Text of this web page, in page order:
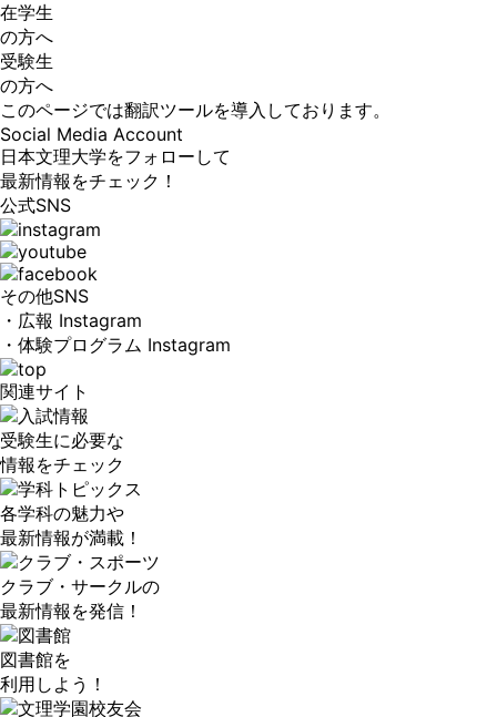
在学生
の方へ
受験生
の方へ
このページでは翻訳ツールを導入しております。
Social Media Account
日本文理大学をフォローして
最新情報をチェック！
公式SNS
その他SNS
・広報 Instagram
・体験プログラム Instagram
関連サイト
受験生に必要な
情報をチェック
各学科の魅力や
最新情報が満載！
クラブ・サークルの
最新情報を発信！
図書館を
利用しよう！